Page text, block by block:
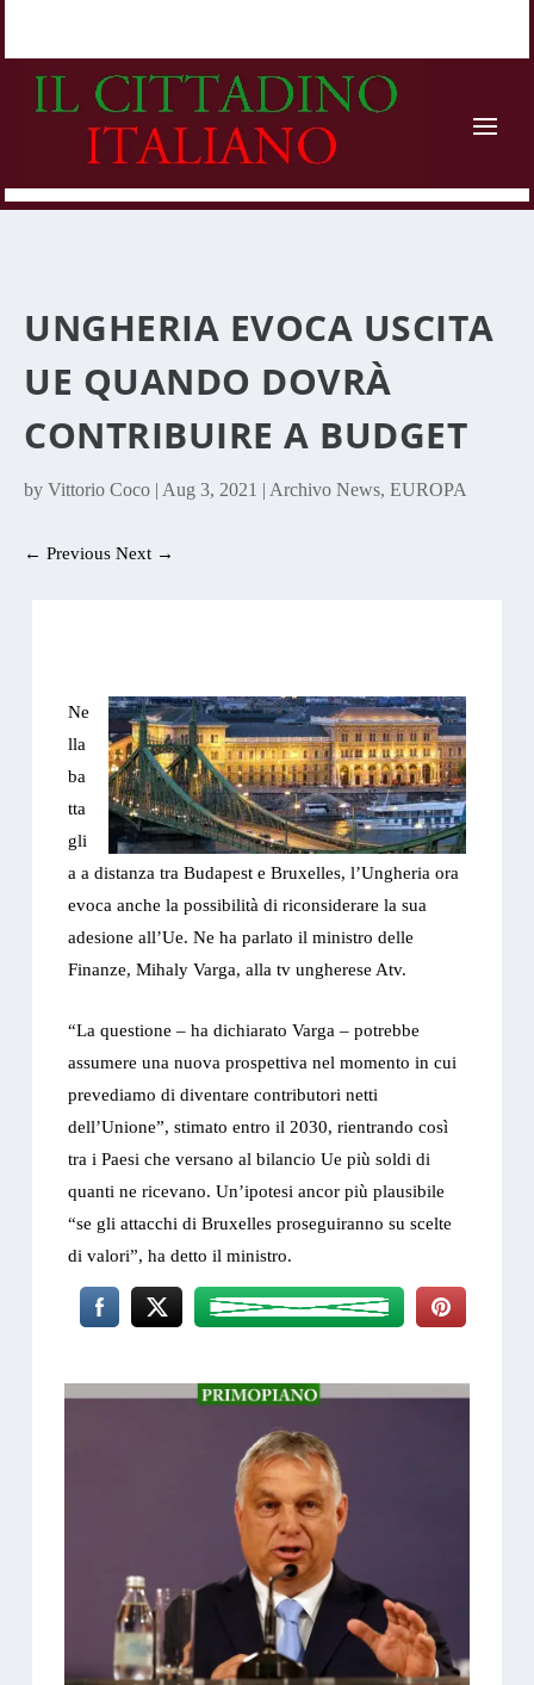
UNGHERIA EVOCA USCITA
UE QUANDO DOVRÀ
CONTRIBUIRE A BUDGET
byVittorio Coco | Aug 3, 2021 | Archivo News,EUROPA
←Previous Next →
Ne
lla
ba
tta
gli
a a distanza tra Budapest e Bruxelles, l’Ungheria ora
evoca anche la possibilità di riconsiderare la sua
adesione all’Ue. Ne ha parlato il ministro delle
Finanze, Mihaly Varga, alla tv ungherese Atv.
“La questione – ha dichiarato Varga – potrebbe
assumere una nuova prospettiva nel momento in cui
prevediamo di diventare contributori netti
dell’Unione”, stimato entro il 2030, rientrando così
tra i Paesi che versano al bilancio Ue più soldi di
quanti ne ricevano. Un’ipotesi ancor più plausibile
“se gli attacchi di Bruxelles proseguiranno su scelte
di valori”, ha detto il ministro.